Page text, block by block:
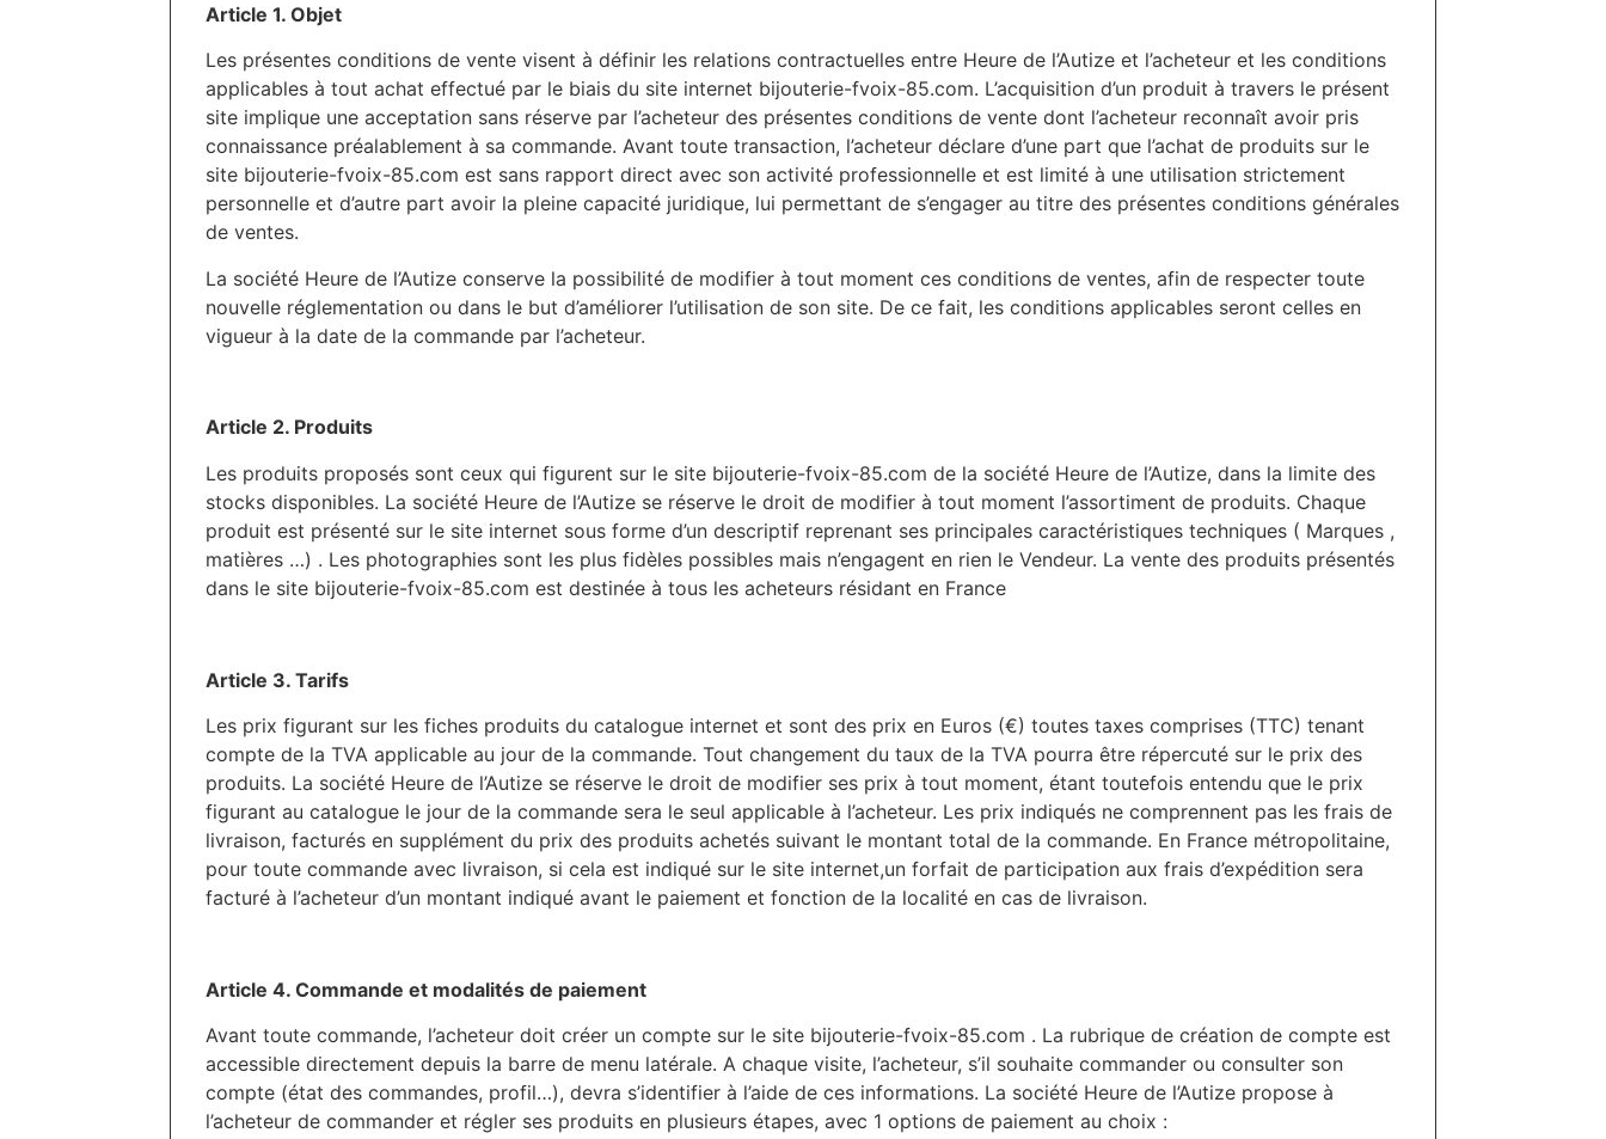
Article 1. Objet
Les présentes conditions de vente visent à définir les relations contractuelles entre Heure de l’Autize et l’acheteur et les conditions
applicables à tout achat effectué par le biais du site internet bijouterie-fvoix-85.com. L’acquisition d’un produit à travers le présent
site implique une acceptation sans réserve par l’acheteur des présentes conditions de vente dont l’acheteur reconnaît avoir pris
connaissance préalablement à sa commande. Avant toute transaction, l’acheteur déclare d’une part que l’achat de produits sur le
site bijouterie-fvoix-85.com est sans rapport direct avec son activité professionnelle et est limité à une utilisation strictement
personnelle et d’autre part avoir la pleine capacité juridique, lui permettant de s’engager au titre des présentes conditions générales
de ventes.
La société Heure de l’Autize conserve la possibilité de modifier à tout moment ces conditions de ventes, afin de respecter toute
nouvelle réglementation ou dans le but d’améliorer l’utilisation de son site. De ce fait, les conditions applicables seront celles en
vigueur à la date de la commande par l’acheteur.
Article 2. Produits
Les produits proposés sont ceux qui figurent sur le site bijouterie-fvoix-85.com de la société Heure de l’Autize, dans la limite des
stocks disponibles. La société Heure de l’Autize se réserve le droit de modifier à tout moment l’assortiment de produits. Chaque
produit est présenté sur le site internet sous forme d’un descriptif reprenant ses principales caractéristiques techniques ( Marques ,
matières …) . Les photographies sont les plus fidèles possibles mais n’engagent en rien le Vendeur. La vente des produits présentés
dans le site bijouterie-fvoix-85.com est destinée à tous les acheteurs résidant en France
Article 3. Tarifs
Les prix figurant sur les fiches produits du catalogue internet et sont des prix en Euros (€) toutes taxes comprises (TTC) tenant
compte de la TVA applicable au jour de la commande. Tout changement du taux de la TVA pourra être répercuté sur le prix des
produits. La société Heure de l’Autize se réserve le droit de modifier ses prix à tout moment, étant toutefois entendu que le prix
figurant au catalogue le jour de la commande sera le seul applicable à l’acheteur. Les prix indiqués ne comprennent pas les frais de
livraison, facturés en supplément du prix des produits achetés suivant le montant total de la commande. En France métropolitaine,
pour toute commande avec livraison, si cela est indiqué sur le site internet,un forfait de participation aux frais d’expédition sera
facturé à l’acheteur d’un montant indiqué avant le paiement et fonction de la localité en cas de livraison.
Article 4. Commande et modalités de paiement
Avant toute commande, l’acheteur doit créer un compte sur le site bijouterie-fvoix-85.com . La rubrique de création de compte est
accessible directement depuis la barre de menu latérale. A chaque visite, l’acheteur, s’il souhaite commander ou consulter son
compte (état des commandes, profil…), devra s’identifier à l’aide de ces informations. La société Heure de l’Autize propose à
l’acheteur de commander et régler ses produits en plusieurs étapes, avec 1 options de paiement au choix :